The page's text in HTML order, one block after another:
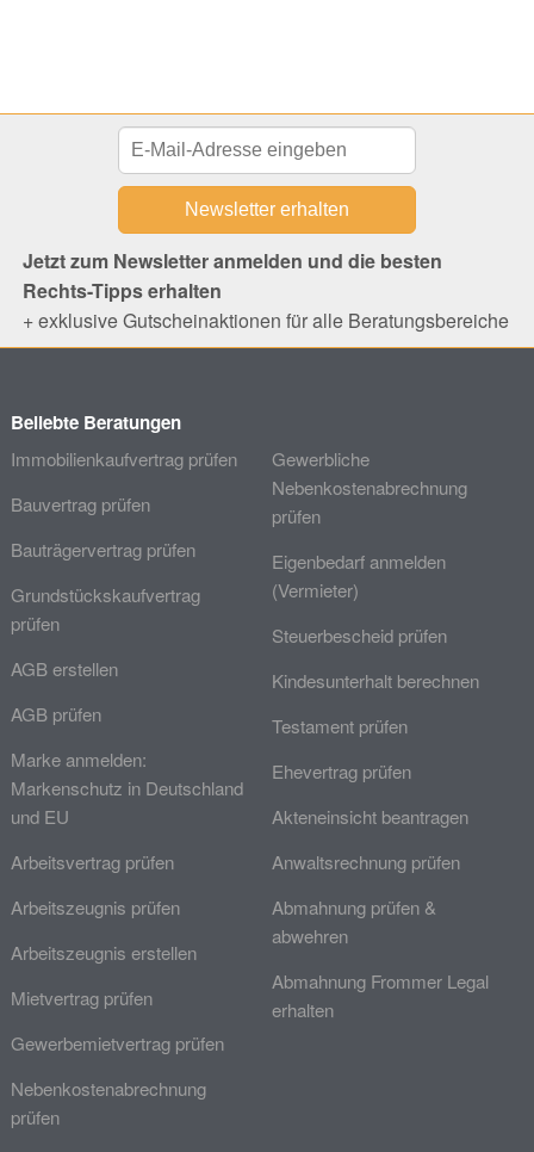
Jetzt zum Newsletter anmelden und die besten
Rechts-Tipps erhalten
+ exklusive Gutscheinaktionen für alle Beratungsbereiche
Beliebte Beratungen
Immobilienkaufvertrag prüfen
Bauvertrag prüfen
Bauträgervertrag prüfen
Grundstückskaufvertrag
prüfen
AGB erstellen
AGB prüfen
Marke anmelden:
Markenschutz in Deutschland
und EU
Arbeitsvertrag prüfen
Arbeitszeugnis prüfen
Arbeitszeugnis erstellen
Mietvertrag prüfen
Gewerbemietvertrag prüfen
Nebenkostenabrechnung
prüfen
Gewerbliche
Nebenkostenabrechnung
prüfen
Eigenbedarf anmelden
(Vermieter)
Steuerbescheid prüfen
Kindesunterhalt berechnen
Testament prüfen
Ehevertrag prüfen
Akteneinsicht beantragen
Anwaltsrechnung prüfen
Abmahnung prüfen &
abwehren
Abmahnung Frommer Legal
erhalten